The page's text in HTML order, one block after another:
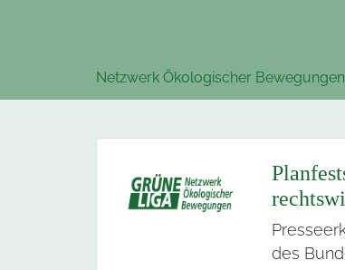
Sie sind hier:
Netzwerk Ökologischer Bewegungen
des